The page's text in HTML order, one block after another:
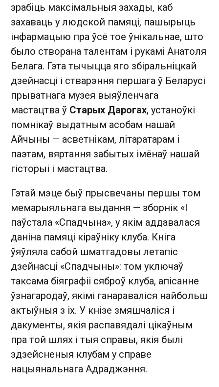
зрабіць максімальныя захады, каб
захаваць у людской памяці, пашырыць
інфармацыю пра ўсё тое ўнікальнае, што
было створана талентам і рукамі Анатоля
Белага. Гэта тычыцца яго збіральніцкай
дзейнасці і стварэння першага ў Беларусі
прыватнага музея выяўленчага
мастацтва ў Старых Дарогах, устаноўкі
помнікаў выдатным асобам нашай
Айчыны — асветнікам, літаратарам і
паэтам, вяртання забытых імёнаў нашай
гісторыі і мастацтва.
Гэтай мэце быў прысвечаны першы том
мемарыяльнага выдання — зборнік «І
паўстала «Спадчына», у якім аддавалася
даніна памяці кіраўніку клуба. Кніга
ўяўляла сабой шматгадовы летапіс
дзейнасці «Спадчыны»: том уключаў
таксама біяграфіі сяброў клуба, апісанне
ўзнагародаў, якімі ганараваліся найбольш
актыўныя з іх. У кнізе змяшчаліся і
дакументы, якія распавядалі цікаўным
пра той шлях і тыя справы, якія былі
здзейсненыя клубам у справе
нацыянальнага Адраджэння.